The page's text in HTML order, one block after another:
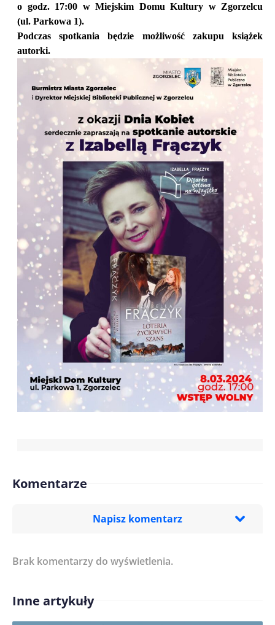
o godz. 17:00 w Miejskim Domu Kultury w Zgorzelcu
(ul. Parkowa 1).
Podczas spotkania będzie możliwość zakupu książek
autorki.
Komentarze
Napisz komentarz
Treść komentarza*
Imię/ Nick*
Brak komentarzy do wyświetlenia.
Inne artykuły